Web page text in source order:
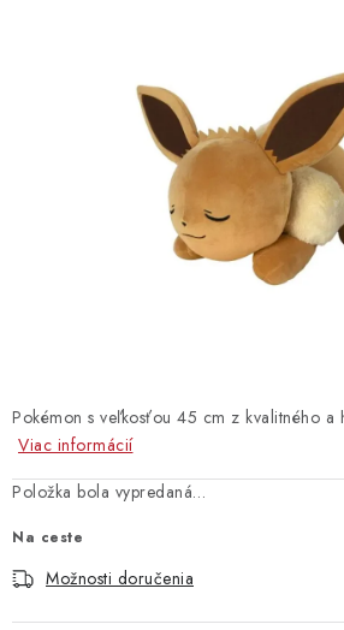
Obchodné podmienky
Podmienky ochrany osobných údajov
Kontakty
Pokémon s veľkosťou 45 cm z kvalitného a
Viac informácií
Položka bola vypredaná…
Na ceste
Možnosti doručenia